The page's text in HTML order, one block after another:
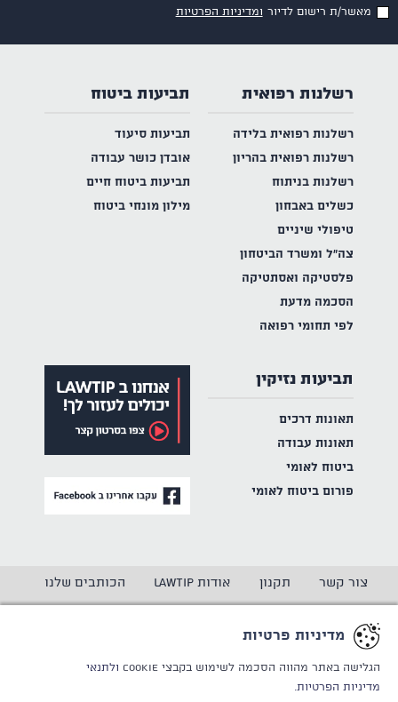
מאשר/ת רישום לדיור ומדיניות הפרטיות
רשלנות רפואית
רשלנות רפואית בלידה
רשלנות רפואית בהריון
רשלנות בניתוח
כשלים באבחון
טיפולי שיניים
צה"ל ומשרד הביטחון
פלסטיקה ואסתטיקה
הסכמה מדעת
לפי תחומי רפואה
תביעות ביטוח
תביעות סיעוד
אובדן כושר עבודה
תביעות ביטוח חיים
מילון מונחי ביטוח
תביעות נזיקין
תאונות דרכים
תאונות עבודה
ביטוח לאומי
פורום ביטוח לאומי
צור קשר תקנון אודות LAWTIP הכותבים שלנו
מדיניות פרטיות
הגלישה באתר מהווה הסכמה לשימוש בקבצי Cookie
ולתנאי
מדיניות הפרטיות.